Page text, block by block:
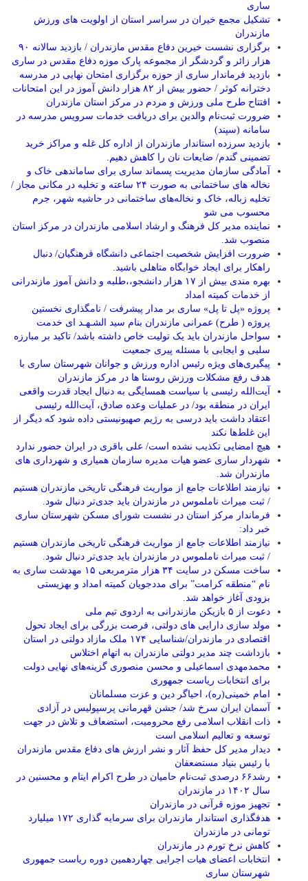
ساری
تشکیل مجمع خیران در سراسر استان از اولویت های ورزش
مازندران
برگزاری نشست خیرین دفاع مقدس مازندران / بازدید سالانه ۹۰
هزار زائر و گردشگر از مجموعه پارک موزه دفاع مقدس در ساری
بازدید فرماندار ساری از حوزه برگزاری امتحان نهایی در مدرسه
دخترانه کوثر / حضور بیش از ۸۲ هزار دانش آموز در این امتحانات
افتتاح طرح ملی ورزش و مردم در مرکز استان مازندران
ضرورت ثبت‌نام والدین برای دریافت خدمات سرویس مدرسه در
سامانه (سپند)
بازدید سرزده استاندار مازندران از اداره کل غله و مراکز خرید
تضمینی گندم/ ضایعات نان را کاهش دهیم.
آمادگی سازمان مدیریت پسماند ساری برای ساماندهی خاک و
نخاله های ساختمانی به صورت ۲۴ ساعته و تخلیه در مکانی مجاز /
تخلیه زباله، خاک و نخاله‌های ساختمانی در حاشیه شهر، جرم
محسوب می شو
نماینده مدیر کل فرهنگ و ارشاد اسلامی مازندران در مرکز استان
منصوب شد.
ضرورت افزایش شخصیت اجتماعی دانشگاه فرهنگیان/ دنبال
راهکار برای ایجاد خوابگاه متاهلی باشید.
بهره مندی بیش از ۱۷ هزار دانشجو،،طلبه و دانش آموز مازندرانی
از خدمات کمیته امداد
پروژه «پل تا پل» ساری بر مدار پیشرفت / نامگذاری نخستین
پروژه ( طرح) عمرانی مازندران بنام سید الشـهـد ای خدمت
سواحل مازندران باید یک تولیت خاص داشته باشد/ تاکید بر مبارزه
سلبی و ایجابی با مسئله پیری جمعیت
پیگیری‌های ویژه رئیس اداره ورزش و جوانان شهرستان ساری با
هدف رفع مشکلات ورزش روستا ها در مرکز مازندران
آیت‌الله رئیسی با سیاست همسایگی به دنبال ایجاد قدرت واقعی
ایران در منطقه بود/ در عملیات وعده صادق، آیت‌الله رئیسی
اعتقاد داشت باید درسی به رژیم صهیونیستی داده شود که دیگر از
این غلط‌ها نکند
هیچ امضایی تکذیب نشده است/ علی باقری در ایران حضور ندارد
شهردار ساری عضو هیات مدیره سازمان همیاری و شهرداری های
مازندران شد.
نیازمند اطلاعات جامع از مواریث فرهنگی تاریخی مازندران هستیم
/ ثبت میراث ناملموس در مازندران باید جدی‌تر دنبال شود.
فرماندار مرکز استان در نشست شورای مسکن شهرستان ساری
خبر داد:
نیازمند اطلاعات جامع از مواریث فرهنگی تاریخی مازندران هستیم
/ ثبت میراث ناملموس در مازندران باید جدی‌تر دنبال شود.
ساخت مسکن در سایت ۳۴ هزار مترمربعی ۱۵ مهدشت ساری به
نام “منطقه کرامت” برای مددجویان کمیته امداد و بهزیستی
بزودی آغاز خواهد شد.
دعوت از ۵ بازیکن مازندرانی به اردوی تیم ملی
مولد سازی دارایی های دولتی، فرصت بزرگی برای ایجاد تحول
اقتصادی در مازندران/شناسایی ۱۷۴ ملک مازاد دولتی در استان
بازداشت چند مدیر دولتی مازندران به اتهام اختلاس
محمدمهدی اسماعیلی و محسن منصوری گزینه‌های نهایی دولت
برای انتخابات ریاست جمهوری
امام خمینی(ره)، احیاگر دین و عزت مسلمانان
آسمان ایران سرخ شد/ جشن قهرمانی پرسپولیس در آزادی
ذات انقلاب اسلامی رفع محرومیت، استضعاف و تلاش در جهت
توسعه و تعالیم اسلامی است
دیدار مدیر کل حفظ آثار و نشر ارزش های دفاع مقدس مازندران
با رئیس بنیاد مستضعفان
رشد۶۶ درصدی ثبت‌نام حامیان در طرح اکرام ایتام و محسنین در
سال ۱۴۰۲ در مازندران
تجهیز موزه قرآنی در مازندران
هدفگذاری استاندار مازندران برای سرمایه گذاری ۱۷۲ میلیارد
تومانی در مازندران
کاهش نرخ تورم در مازندران
انتخابات اعضای هیات اجرایی چهاردهمین دوره ریاست جمهوری
شهرستان ساری